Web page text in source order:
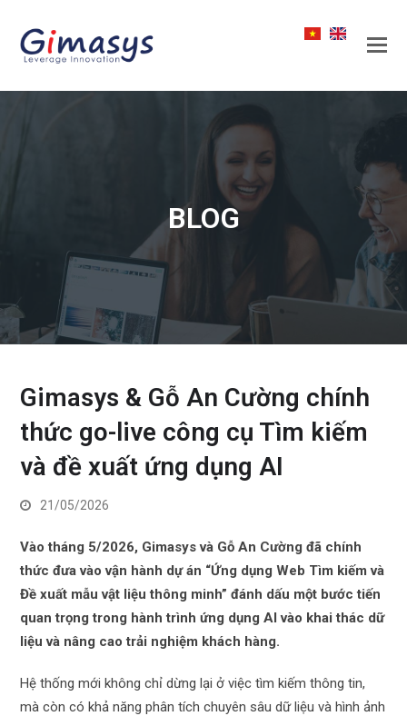
BLOG
Gimasys & Gỗ An Cường chính
thức go-live công cụ Tìm kiếm
và đề xuất ứng dụng AI
21/05/2026
Vào tháng 5/2026, Gimasys và Gỗ An Cường đã chính
thức đưa vào vận hành dự án “Ứng dụng Web Tìm kiếm và
Đề xuất mẫu vật liệu thông minh” đánh dấu một bước tiến
quan trọng trong hành trình ứng dụng AI vào khai thác dữ
liệu và nâng cao trải nghiệm khách hàng.
Hệ thống mới không chỉ dừng lại ở việc tìm kiếm thông tin,
mà còn có khả năng phân tích chuyên sâu dữ liệu và hình ảnh